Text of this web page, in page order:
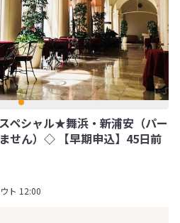
ペシャル★舞浜・新浦安（パー
せん）◇ 【早期申込】45日前
ト 12:00